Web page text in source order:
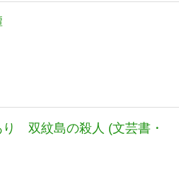
り 双紋島の殺人 (文芸書・